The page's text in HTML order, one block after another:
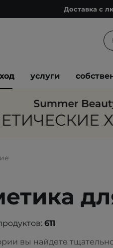
Подарочные
Спроси
Доставка с
Блог
услуги
611
вы найдете